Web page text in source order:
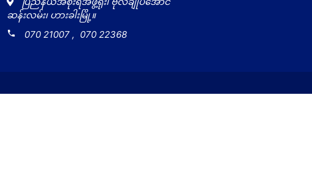
ဆန်းလမ်း၊ ဟားခါးမြို့။
local_phone 070 21007 , 070 22368